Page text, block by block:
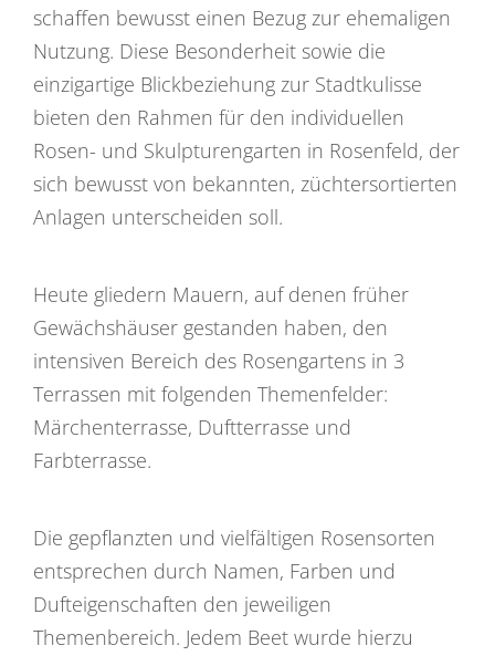
schaffen bewusst einen Bezug zur ehemaligen
Nutzung. Diese Besonderheit sowie die
einzigartige Blickbeziehung zur Stadtkulisse
bieten den Rahmen für den individuellen
Rosen- und Skulpturengarten in Rosenfeld, der
sich bewusst von bekannten, züchtersortierten
Anlagen unterscheiden soll.
Heute gliedern Mauern, auf denen früher
Gewächshäuser gestanden haben, den
intensiven Bereich des Rosengartens in 3
Terrassen mit folgenden Themenfelder:
Märchenterrasse, Duftterrasse und
Farbterrasse.
Die gepflanzten und vielfältigen Rosensorten
entsprechen durch Namen, Farben und
Dufteigenschaften den jeweiligen
Themenbereich. Jedem Beet wurde hierzu